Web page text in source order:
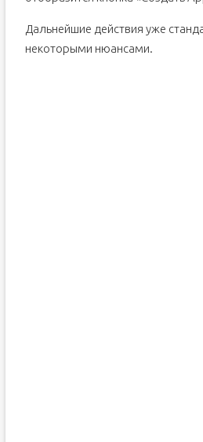
Дальнейшие действия уже
некоторыми нюансами.